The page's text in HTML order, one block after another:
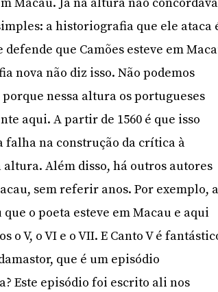
Macau. Já na altura não concordava
a historiografia que ele ataca
que Camões esteve em
nova não diz isso. Não podemos
porque nessa altura os portugueses
aqui. A partir de 1560 é que isso
falha na construção da crítica à
Além disso, há outros autores
sem referir anos. Por exemplo,
o poeta esteve em Macau e aqui
o V, o VI e o VII. E Canto V é
que é um episódio
Este episódio foi escrito ali nos